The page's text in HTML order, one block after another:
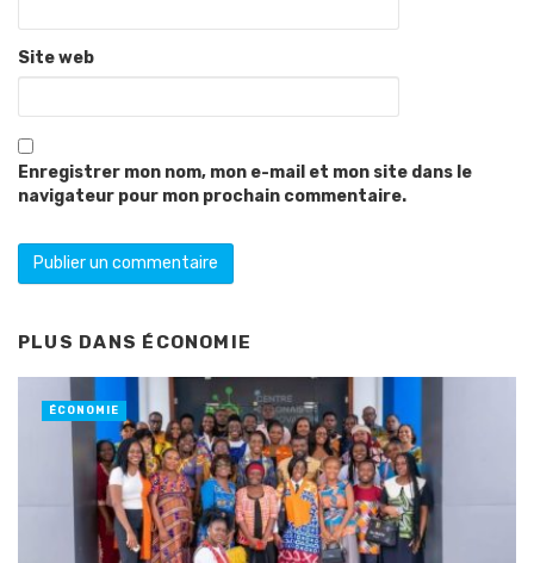
Site web
Enregistrer mon nom, mon e-mail et mon site dans le
navigateur pour mon prochain commentaire.
PLUS DANS ÉCONOMIE
ÉCONOMIE